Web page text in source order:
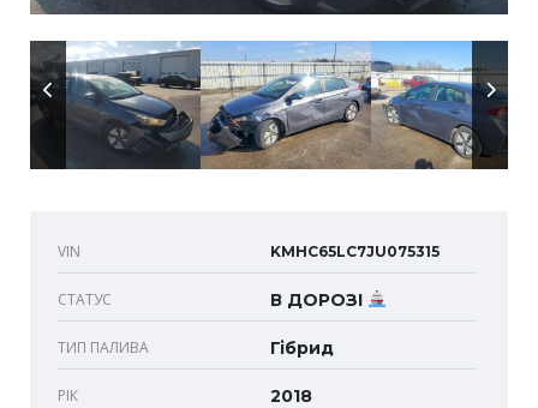
VIN KMHC65LC7JU075315
СТАТУС В ДОРОЗІ
ТИП ПАЛИВА Гібрид
РІК 2018